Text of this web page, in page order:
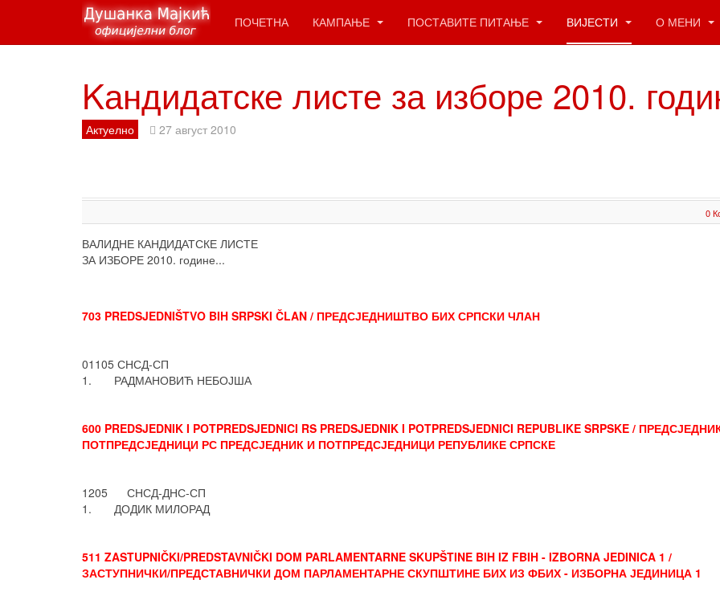
ПОЧЕТНА КАМПАЊЕ ПОСТАВИТЕ ПИТАЊЕ ВИЈЕСТИ О МЕНИ
Kандидатске листе за изборе 2010.
Актуелно 27 август 2010
0
ВАЛИДНЕ КАНДИДАТСКЕ ЛИСТЕ
ЗА ИЗБОРЕ 2010. године...
703 PREDSJEDNIŠTVO BIH SRPSKI ČLAN / ПРЕДСЈЕДНИШТВО БИХ СРПСКИ ЧЛАН
01105 СНСД-СП
1. РАДМАНОВИЋ НЕБОЈША
600 PREDSJEDNIK I POTPREDSJEDNICI RS PREDSJEDNIK I POTPREDSJEDNICI REPUBLIKE SRPSKE /
ПОТПРЕДСЈЕДНИЦИ РС ПРЕДСЈЕДНИК И ПОТПРЕДСЈЕДНИЦИ РЕПУБЛИКЕ СРПСКЕ
1205 СНСД-ДНС-СП
1. ДОДИК МИЛОРАД
511 ZASTUPNIČKI/PREDSTAVNIČKI DOM PARLAMENTARNE SKUPŠTINE BIH IZ FBIH - IZBORNA JEDINICA 1 /
ЗАСТУПНИЧКИ/ПРЕДСТАВНИЧКИ ДОМ ПАРЛАМЕНТАРНЕ СКУПШТИНЕ БИХ ИЗ ФБИХ - ИЗБОРНА ЈЕДИНИЦА 1